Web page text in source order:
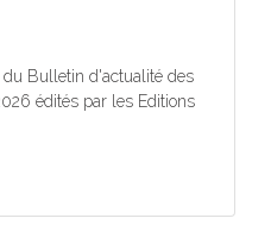
Bulletin d'actualité des
édités par les Editions